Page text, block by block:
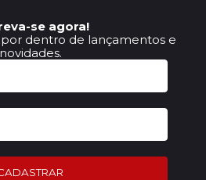
se agora!
dentro de lançamentos e
novidades.